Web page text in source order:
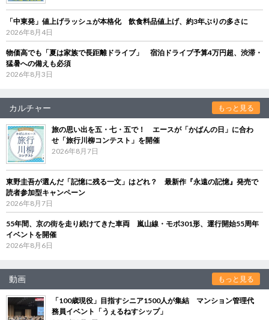
「中東発」値上げラッシュが本格化 飲食料品値上げ、約3年ぶりの多さに
2026年8月4日
物価高でも「夏は家族で長距離ドライブ」 宿泊ドライブ予算4万円超、渋滞・
猛暑への備えも必須
2026年8月3日
カルチャー もっと見る
旅の思い出を五・七・五で！ エースが「かばんの日」に合わ
せ「旅行川柳コンテスト」を開催
2026年8月7日
東野圭吾が選んだ「記憶に残る一文」はどれ？ 最新作『永遠の記憶』発売で
読者参加型キャンペーン
2026年8月7日
55年間、京の街を走り続けてきた車両 嵐山線・モボ301形、運行開始55周年
イベントを開催
2026年8月6日
動画 もっと見る
「100歳現役」目指すシニア1500人が集結 マンション管理代
務員イベント「うぇるねすシップ」